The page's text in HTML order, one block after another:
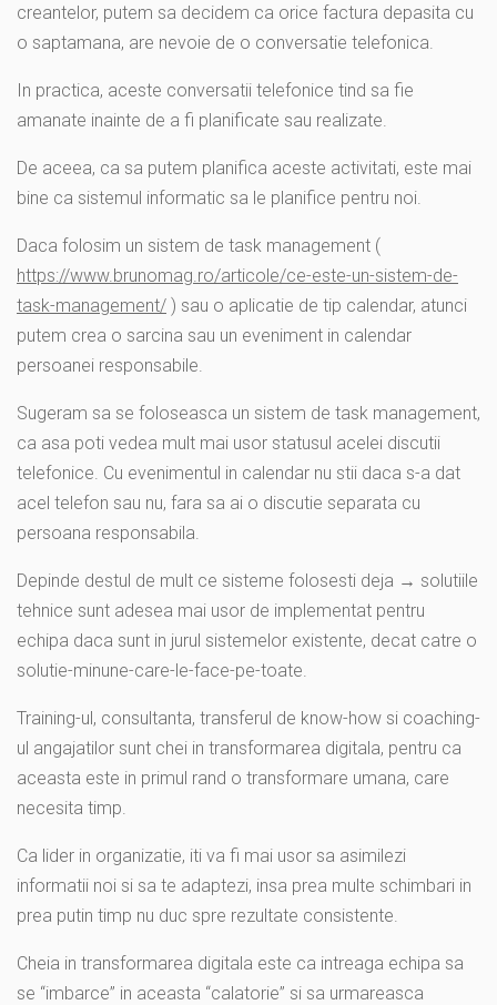
creantelor, putem sa decidem ca orice factura depasita cu
o saptamana, are nevoie de o conversatie telefonica.
In practica, aceste conversatii telefonice tind sa fie
amanate inainte de a fi planificate sau realizate.
De aceea, ca sa putem planifica aceste activitati, este mai
bine ca sistemul informatic sa le planifice pentru noi.
Daca folosim un sistem de task management (
https://www.brunomag.ro/articole/ce-este-un-sistem-de-
task-management/ ) sau o aplicatie de tip calendar, atunci
putem crea o sarcina sau un eveniment in calendar
persoanei responsabile.
Sugeram sa se foloseasca un sistem de task management,
ca asa poti vedea mult mai usor statusul acelei discutii
telefonice. Cu evenimentul in calendar nu stii daca s-a dat
acel telefon sau nu, fara sa ai o discutie separata cu
persoana responsabila.
Depinde destul de mult ce sisteme folosesti deja → solutiile
tehnice sunt adesea mai usor de implementat pentru
echipa daca sunt in jurul sistemelor existente, decat catre o
solutie-minune-care-le-face-pe-toate.
Training-ul, consultanta, transferul de know-how si coaching-
ul angajatilor sunt chei in transformarea digitala, pentru ca
aceasta este in primul rand o transformare umana, care
necesita timp.
Ca lider in organizatie, iti va fi mai usor sa asimilezi
informatii noi si sa te adaptezi, insa prea multe schimbari in
prea putin timp nu duc spre rezultate consistente.
Cheia in transformarea digitala este ca intreaga echipa sa
se “imbarce” in aceasta “calatorie” si sa urmareasca